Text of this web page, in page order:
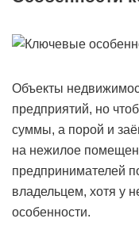
Объекты
предприятий, но
суммы, а порой и
на нежилое
предпринимателей
владельцем, хотя у
особенности.